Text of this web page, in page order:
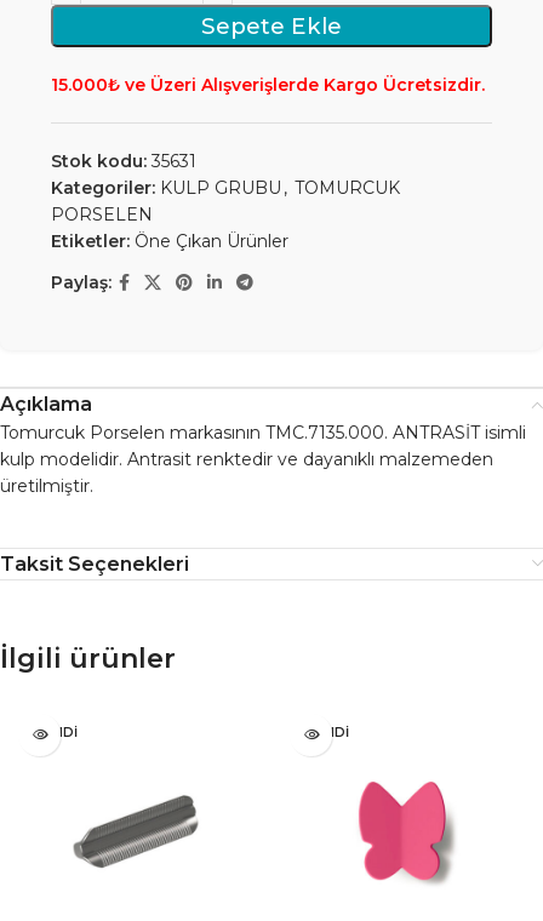
Sepete Ekle
15.000₺ ve Üzeri Alışverişlerde Kargo Ücretsizdir.
Stok kodu:35631
Kategoriler: KULP GRUBU , TOMURCUK
PORSELEN
Etiketler: Öne Çıkan Ürünler
Paylaş:
Açıklama
Tomurcuk Porselen markasının TMC.7135.000. ANTRASİT isimli
kulp modelidir. Antrasit renktedir ve dayanıklı malzemeden
üretilmiştir.
Taksit Seçenekleri
İlgili ürünler
TÜKENDI TÜKENDI